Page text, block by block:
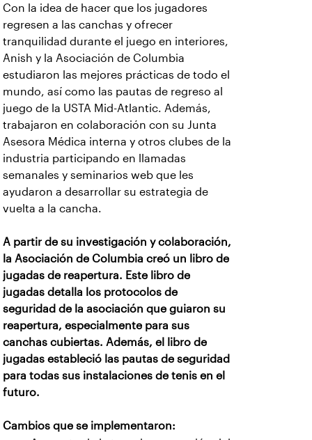
Con la idea de hacer que los jugadores
regresen a las canchas y ofrecer
tranquilidad durante el juego en interiores,
Anish y la Asociación de Columbia
estudiaron las mejores prácticas de todo el
mundo, así como las pautas de regreso al
juego de la USTA Mid-Atlantic. Además,
trabajaron en colaboración con su Junta
Asesora Médica interna y otros clubes de la
industria participando en llamadas
semanales y seminarios web que les
ayudaron a desarrollar su estrategia de
vuelta a la cancha.
A partir de su investigación y colaboración,
la Asociación de Columbia creó un libro de
jugadas de reapertura. Este libro de
jugadas detalla los protocolos de
seguridad de la asociación que guiaron su
reapertura, especialmente para sus
canchas cubiertas. Además, el libro de
jugadas estableció las pautas de seguridad
para todas sus instalaciones de tenis en el
futuro.
Cambios que se implementaron: